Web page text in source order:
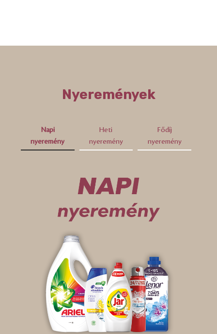
Nyeremények
Napi
nyeremény
Heti
nyeremény
Fődíj
nyeremény